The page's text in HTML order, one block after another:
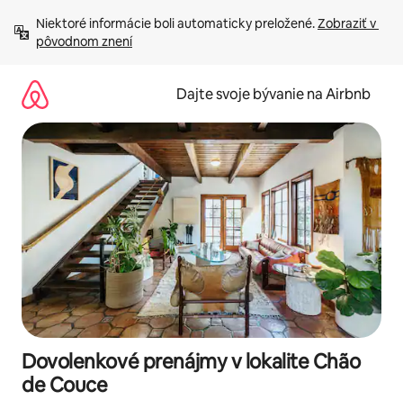
obsah.
Niektoré informácie boli automaticky preložené. Zobraziť v
pôvodnom znení
Dajte svoje bývanie na Airbnb
Dovolenkové prenájmy v lokalite Chão
de Couce